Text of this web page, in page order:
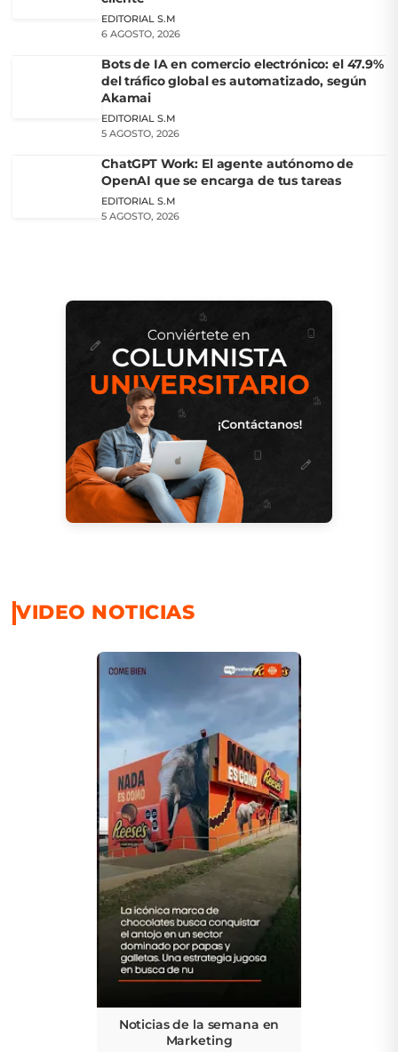
EDITORIAL S.M
6 AGOSTO, 2026
Bots de IA en comercio electrónico: el 47.9%
del tráfico global es automatizado, según
Akamai
EDITORIAL S.M
5 AGOSTO, 2026
ChatGPT Work: El agente autónomo de
OpenAI que se encarga de tus tareas
EDITORIAL S.M
5 AGOSTO, 2026
VIDEO NOTICIAS
Noticias de la semana en
Marketing